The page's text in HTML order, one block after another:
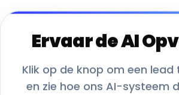
Ervaar de AI
Klik op de knop om een lead
en zie hoe ons AI-systeem